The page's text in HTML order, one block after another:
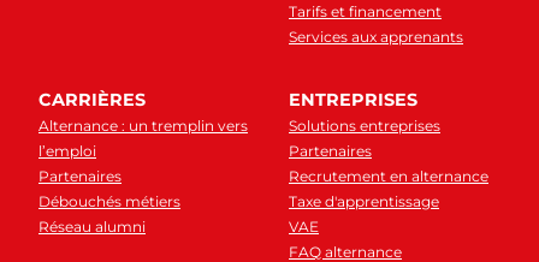
Tarifs et financement
Services aux apprenants
CARRIÈRES
Alternance : un tremplin vers
l’emploi
Partenaires
Débouchés métiers
Réseau alumni
ENTREPRISES
Solutions entreprises
Partenaires
Recrutement en alternance
Taxe d'apprentissage
VAE
FAQ alternance